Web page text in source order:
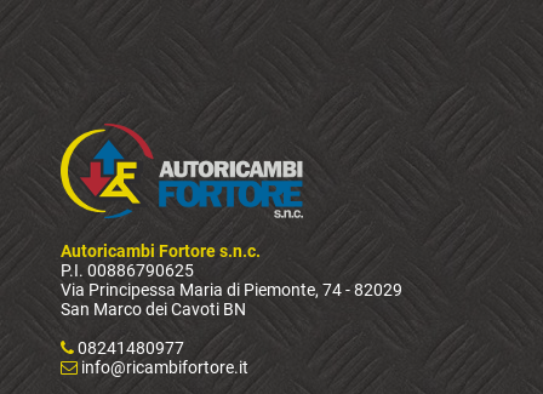
Autoricambi Fortore s.n.c.
P.I. 00886790625
Via Principessa Maria di Piemonte, 74 - 82029
San Marco dei Cavoti BN
08241480977
info@ricambifortore.it